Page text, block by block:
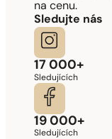
na cenu.
Sledujte nás
17 000+
Sledujících
19 000+
Sledujících